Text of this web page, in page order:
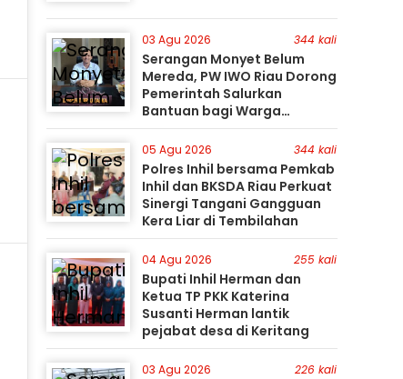
03 Agu 2026 344 kali
Serangan Monyet Belum
Mereda, PW IWO Riau Dorong
Pemerintah Salurkan
Bantuan bagi Warga
Terdampak
05 Agu 2026 344 kali
Polres Inhil bersama Pemkab
Inhil dan BKSDA Riau Perkuat
Sinergi Tangani Gangguan
Kera Liar di Tembilahan
04 Agu 2026 255 kali
Bupati Inhil Herman dan
Ketua TP PKK Katerina
Susanti Herman lantik
pejabat desa di Keritang
03 Agu 2026 226 kali